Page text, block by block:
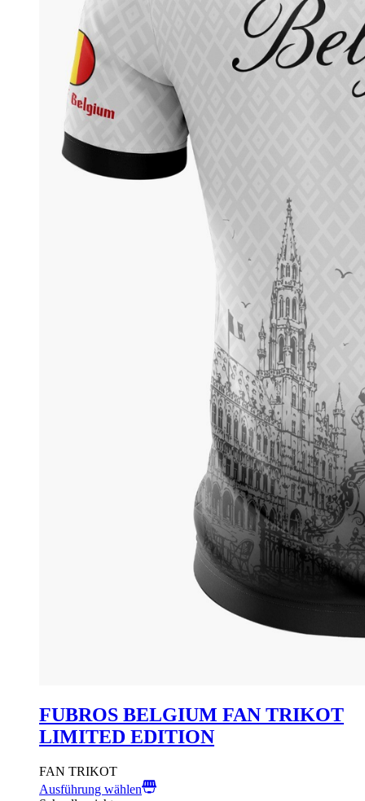
FUBROS BELGIUM FAN TRIKOT
LIMITED EDITION
FAN TRIKOT
Ausführung wählen